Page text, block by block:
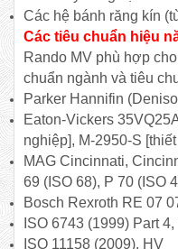
Các hệ bánh răng kín
Các tiêu chuẩn hiệu
Rando MV phù hợp
chuẩn ngành và tiêu
Parker Hannifin
Eaton-Vickers
nghiệp], M-2950-S
MAG Cincinnati,
69 (ISO 68), P 70 (ISO
Bosch Rexroth RE 07
ISO 6743 (1999) Part
ISO 11158 (2009), HV